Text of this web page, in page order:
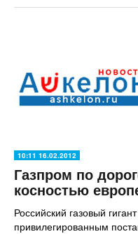
10:11 16.02.2012
Газпром по
косностью
Российский газовый
привилегированным